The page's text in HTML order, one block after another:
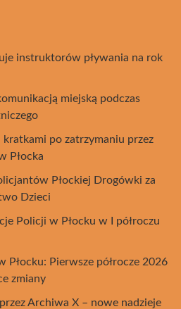
instruktorów pływania na rok
miejską podczas
po zatrzymaniu przez
Płocka
Płockiej Drogówki za
Dzieci
Policji w Płocku w I półroczu
Płocku: Pierwsze półrocze 2026
zmiany
Archiwa X – nowe nadzieje